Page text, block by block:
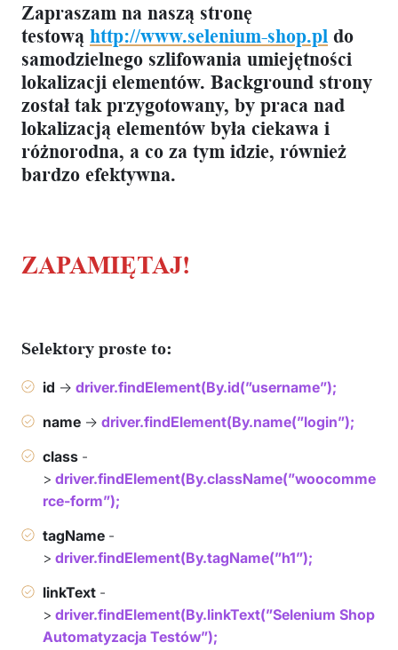
Zapraszam na naszą stronę
testową http://www.selenium-shop.pl do
samodzielnego szlifowania umiejętności
lokalizacji elementów. Background strony
został tak przygotowany, by praca nad
lokalizacją elementów była ciekawa i
różnorodna, a co za tym idzie, również
bardzo efektywna.
ZAPAMIĘTAJ!
Selektory proste to:
id -> driver.findElement(By.id(”username”);
name -> driver.findElement(By.name(”login”);
class -
> driver.findElement(By.className(”woocomme
rce-form”);
tagName -
> driver.findElement(By.tagName(”h1”);
linkText -
> driver.findElement(By.linkText(”Selenium Shop
Automatyzacja Testów”);